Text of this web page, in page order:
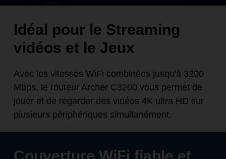
Idéal pour le Streaming
vidéos et le Jeux
Avec les vitesses WiFi combinées jusqu'à 3200
Mbps, le routeur Archer C3200 vous permet de
jouer et de regarder des vidéos 4K ultra HD sur
plusieurs périphériques simultanément.